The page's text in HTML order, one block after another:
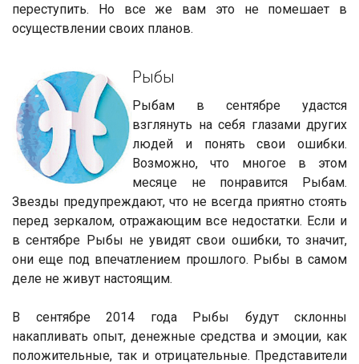
переступить. Но все же вам это не помешает в
осуществлении своих планов.
Рыбы
Рыбам в сентябре удастся
взглянуть на себя глазами других
людей и понять свои ошибки.
Возможно, что многое в этом
месяце не понравится Рыбам.
Звезды предупреждают, что не всегда приятно стоять
перед зеркалом, отражающим все недостатки. Если и
в сентябре Рыбы не увидят свои ошибки, то значит,
они еще под впечатлением прошлого. Рыбы в самом
деле не живут настоящим.
В сентябре 2014 года Рыбы будут склонны
накапливать опыт, денежные средства и эмоции, как
положительные, так и отрицательные. Представители